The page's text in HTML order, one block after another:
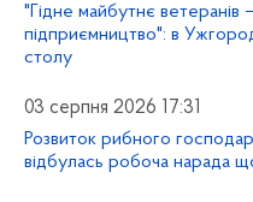
"Гідне майбутнє ветеранів
підприємництво": в
столу
03 серпня 2026 17:31
Розвиток рибного
відбулась робоча нарада